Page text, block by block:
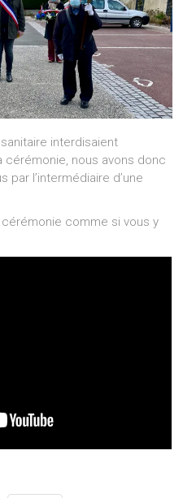
interdisaient
cérémonie, nous avons donc
l’intermédiaire d’une
comme si vous y